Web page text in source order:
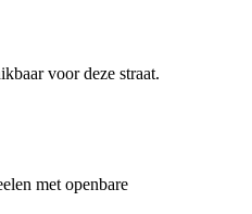
voor deze straat.
met openbare